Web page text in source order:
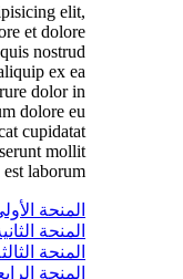
elit,
et dolore
nostrud
ex ea
dolor in
dolore eu
cupidatat
mollit
laborum.
المنحة
المنحة
المنحة
المنحة